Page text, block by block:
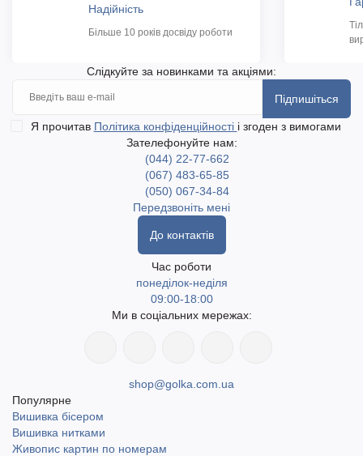
Надійність
Більше 10 років досвіду роботи
Слідкуйте за новинками та акціями:
Підпишіться
Я прочитав Політика конфіденційності і згоден з вимогами
Зателефонуйте нам:
(044) 22-77-662
(067) 483-65-85
(050) 067-34-84
Передзвоніть мені
До контактів
Час роботи
понеділок-неділя
09:00-18:00
Ми в соціальних мережах:
shop@golka.com.ua
Популярне
Вишивка бісером
Вишивка нитками
Живопис картин по номерам